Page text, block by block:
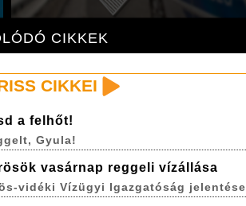
CIKKEK
CIKKEI
a felhőt!
Gyula!
vasárnap reggeli vízállása
vidéki Vízügyi Igazgatóság jelentése